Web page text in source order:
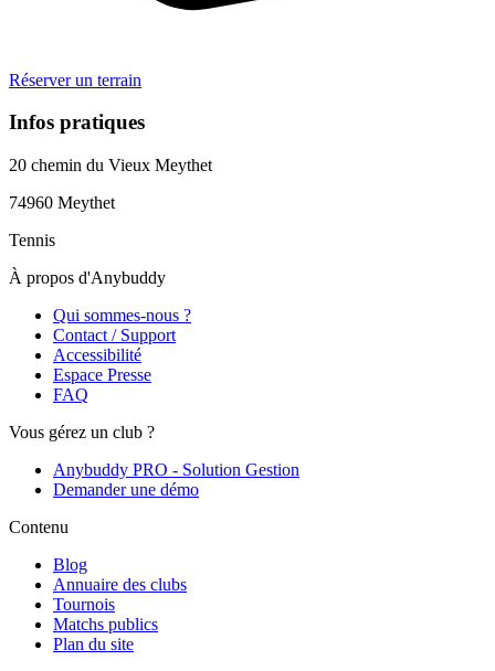
Réserver un terrain
Infos pratiques
20 chemin du Vieux Meythet
74960 Meythet
Tennis
À propos d'Anybuddy
Qui sommes-nous ?
Contact / Support
Accessibilité
Espace Presse
FAQ
Vous gérez un club ?
Anybuddy PRO - Solution Gestion
Demander une démo
Contenu
Blog
Annuaire des clubs
Tournois
Matchs publics
Plan du site